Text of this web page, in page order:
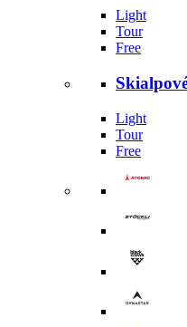
Light
Tour
Free
Light
Tour
Free